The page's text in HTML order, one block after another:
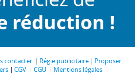
contacter Régie publicitaire
Proposer
CGV CGU
Mentions légales